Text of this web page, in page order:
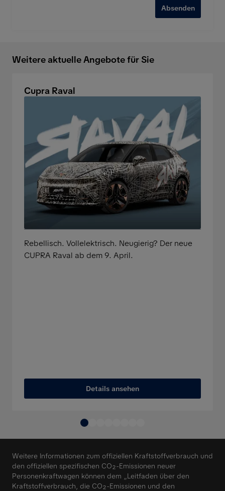
Absenden
Weitere aktuelle Angebote für Sie
Cupra Raval
Rebellisch. Vollelektrisch. Neugierig? Der neue
CUPRA Raval ab dem 9. April.
Details ansehen
Weitere Informationen zum offiziellen Kraftstoffverbrauch und
den offiziellen spezifischen CO₂-Emissionen neuer
Personenkraftwagen können dem „Leitfaden über den
Kraftstoffverbrauch, die CO₂-Emissionen und den